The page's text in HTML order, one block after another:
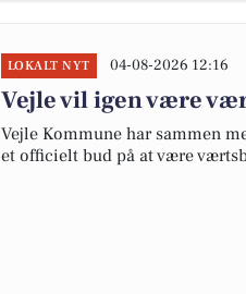
LOKALT NYT 04-08-2026 12:16
Vejle vil igen være
Vejle Kommune har sammen
et officielt bud på at være